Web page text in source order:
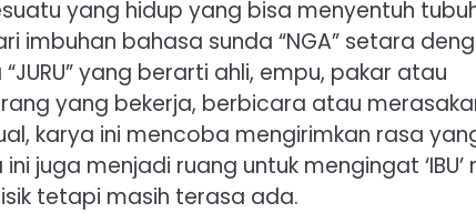
yang hidup yang bisa menyentuh
imbuhan bahasa sunda “NGA” setara
yang berarti ahli, empu, pakar atau
yang bekerja, berbicara atau
karya ini mencoba mengirimkan rasa
juga menjadi ruang untuk mengingat ‘IBU’
tetapi masih terasa ada.